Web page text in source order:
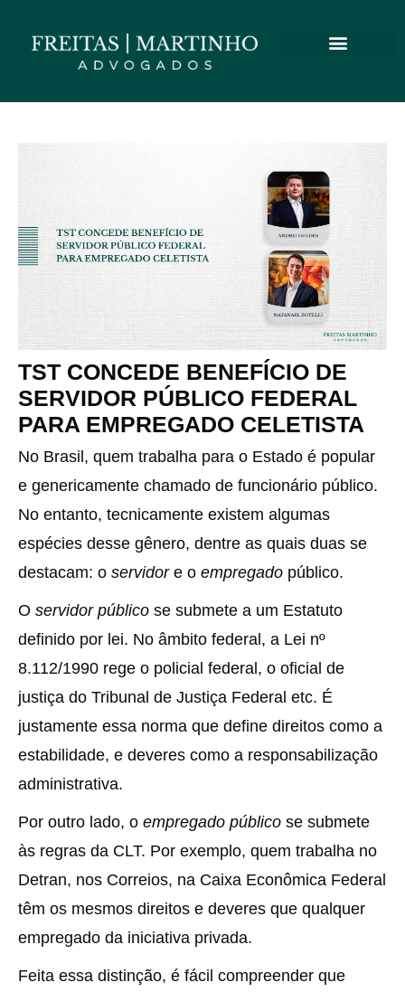
TST CONCEDE BENEFÍCIO DE
SERVIDOR PÚBLICO FEDERAL
PARA EMPREGADO CELETISTA
No Brasil, quem trabalha para o Estado é popular
e genericamente chamado de funcionário público.
No entanto, tecnicamente existem algumas
espécies desse gênero, dentre as quais duas se
destacam: o servidore o empregado público.
O servidor público se submete a um Estatuto
definido por lei. No âmbito federal, a Lei nº
8.112/1990 rege o policial federal, o oficial de
justiça do Tribunal de Justiça Federal etc. É
justamente essa norma que define direitos como a
estabilidade, e deveres como a responsabilização
administrativa.
Por outro lado, o empregado público se submete
às regras da CLT. Por exemplo, quem trabalha no
Detran, nos Correios, na Caixa Econômica Federal
têm os mesmos direitos e deveres que qualquer
empregado da iniciativa privada.
Feita essa distinção, é fácil compreender que